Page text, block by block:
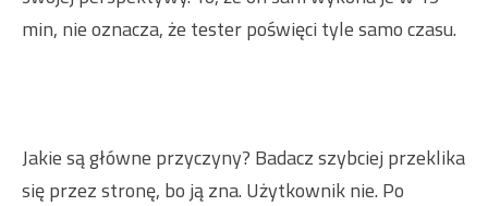
min, nie oznacza, że tester poświęci tyle samo czasu.
Jakie są główne przyczyny? Badacz szybciej przeklika
się przez stronę, bo ją zna. Użytkownik nie. Po